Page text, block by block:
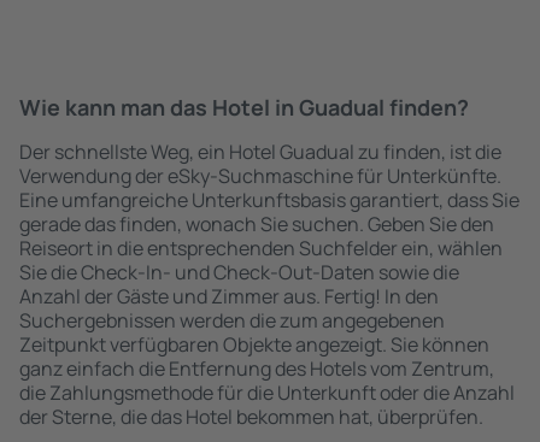
Wie kann man das Hotel in Guadual finden?
Der schnellste Weg, ein Hotel Guadual zu finden, ist die
Verwendung der eSky-Suchmaschine für Unterkünfte.
Eine umfangreiche Unterkunftsbasis garantiert, dass Sie
gerade das finden, wonach Sie suchen. Geben Sie den
Reiseort in die entsprechenden Suchfelder ein, wählen
Sie die Check-In- und Check-Out-Daten sowie die
Anzahl der Gäste und Zimmer aus. Fertig! In den
Suchergebnissen werden die zum angegebenen
Zeitpunkt verfügbaren Objekte angezeigt. Sie können
ganz einfach die Entfernung des Hotels vom Zentrum,
die Zahlungsmethode für die Unterkunft oder die Anzahl
der Sterne, die das Hotel bekommen hat, überprüfen.